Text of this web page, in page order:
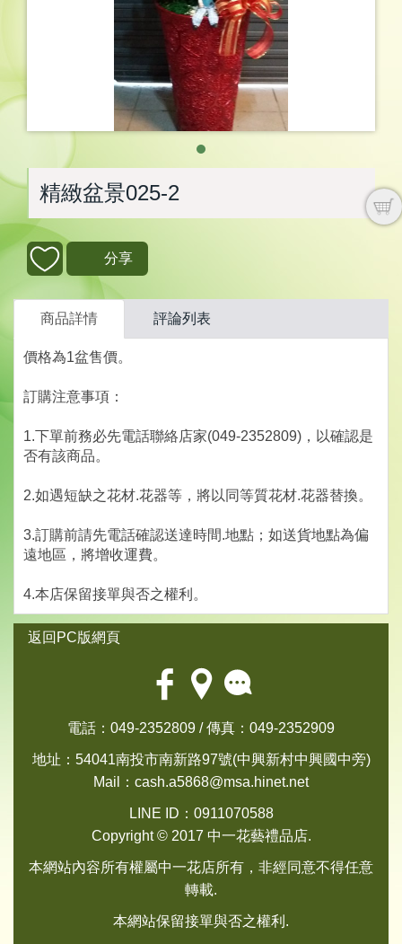
精緻盆景025-2
分享
商品詳情 評論列表
價格為1盆售價。
訂購注意事項：
1.下單前務必先電話聯絡店家(049-2352809)，以確認是
否有該商品。
2.如遇短缺之花材.花器等，將以同等質花材.花器替換。
3.訂購前請先電話確認送達時間.地點；如送貨地點為偏
遠地區，將增收運費。
4.本店保留接單與否之權利。
返回PC版網頁
電話：049-2352809 / 傳真：049-2352909
地址：54041南投市南新路97號(中興新村中興國中旁)
Mail： cash.a5868@msa.hinet.net
LINE ID：0911070588
Copyright © 2017 中一花藝禮品店.
本網站內容所有權屬中一花店所有，非經同意不得任意
轉載.
本網站保留接單與否之權利.